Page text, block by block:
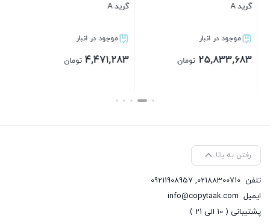
گرید A
موجود در انبار
25,833,683 تومان
گرید A
موجود در انبار
4,471,283 تومان
رفتن به بالا
تلفن 02188300710
,
09211908957
ایمیل info@copytaak.com
پشتیبانی ( 10 الی 21 )